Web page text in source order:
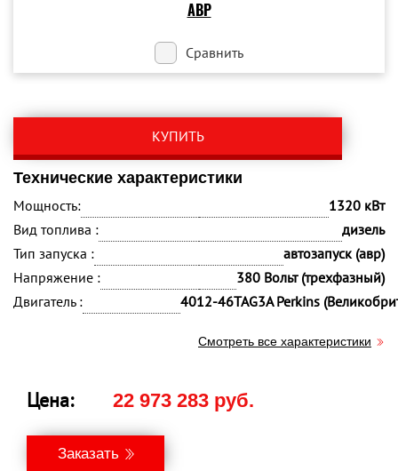
Сравнить
КУПИТЬ
Технические характеристики
Мощность:
1320 кВт
Вид топлива :
дизель
Тип запуска :
автозапуск (авр)
Напряжение :
380 Вольт (трехфазный)
Двигатель :
4012-46TAG3A Perkins
Смотреть все характеристики
Цена: 22 973 283 руб.
Заказать